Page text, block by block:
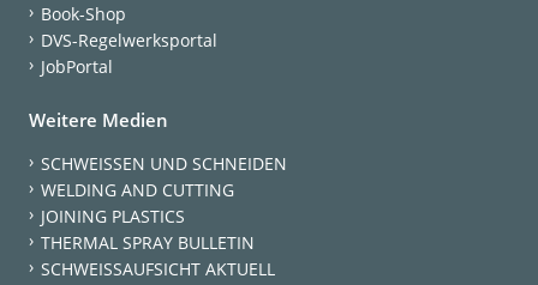
Book-Shop
DVS-Regelwerksportal
JobPortal
Weitere Medien
SCHWEISSEN UND SCHNEIDEN
WELDING AND CUTTING
JOINING PLASTICS
THERMAL SPRAY BULLETIN
SCHWEISSAUFSICHT AKTUELL